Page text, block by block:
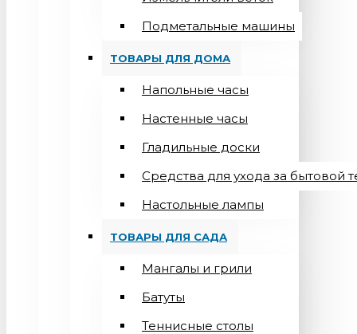
Подметальные машины
ТОВАРЫ ДЛЯ ДОМА
Напольные часы
Настенные часы
Гладильные доски
Средства для ухода за бытовой
Настольные лампы
ТОВАРЫ ДЛЯ САДА
Мангалы и грили
Батуты
Теннисные столы